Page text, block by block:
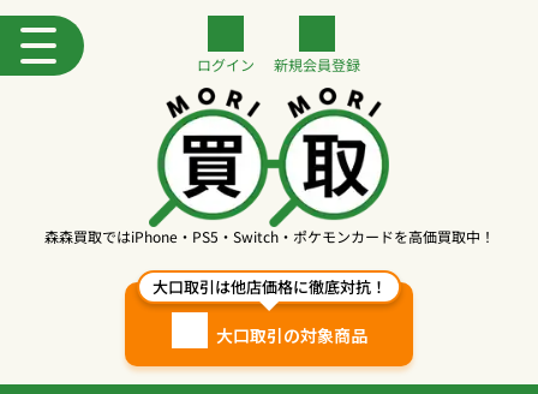
森森買取ではiPhone・PS5・Switch・ポケモンカードを高価買取中！
ログイン 新規会員登録
大口取引は他店価格に徹底対抗！
大口取引の対象商品